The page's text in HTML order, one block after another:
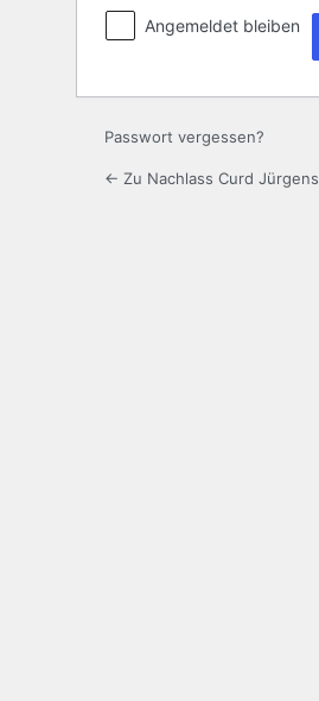
Angemeldet bleiben
Passwort vergessen?
← Zu Nachlass Curd Jürgens